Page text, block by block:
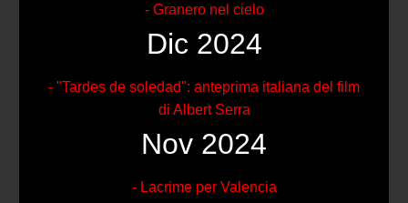
- Granero nel cielo
Dic 2024
- "Tardes de soledad": anteprima italiana del film
di Albert Serra
Nov 2024
- Lacrime per Valencia